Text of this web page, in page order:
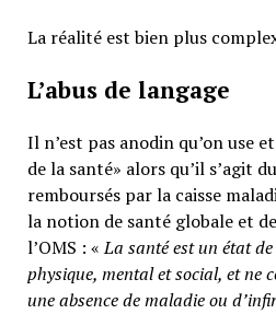
La réalité est bien plus
L’abus de langage
Il n’est pas anodin qu’on use
de la santé» alors qu’il s’agit
remboursés par la caisse
la notion de santé globale et
l’OMS : «La santé est un état
physique, mental et social, et ne
une absence de maladie ou